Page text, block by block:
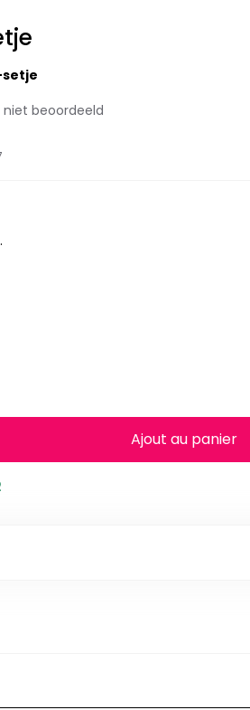
niet beoordeeld
Ajout au panier